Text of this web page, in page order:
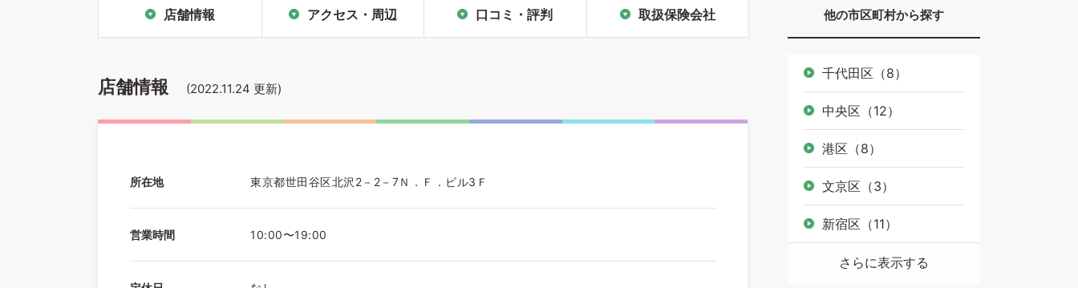
他の市区町村から探す
千代田区（8）
中央区（12）
港区（8）
文京区（3）
新宿区（11）
さらに表示する
店舗情報 アクセス・周辺 口コミ・評判 取扱保険会社
店舗情報 (2022.11.24 更新)
所在地 東京都世田谷区北沢2－2－7Ｎ．Ｆ．ビル3Ｆ
営業時間 10:00〜19:00